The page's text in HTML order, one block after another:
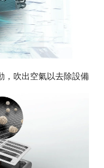
，吹出空氣以去除設備